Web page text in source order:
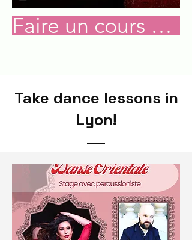
Faire un cours d'essai
Take dance lessons in
Lyon!